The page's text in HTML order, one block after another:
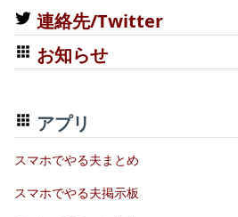
連絡先/Twitter
お知らせ
アプリ
スマホでやる夫まとめ
スマホでやる夫掲示板